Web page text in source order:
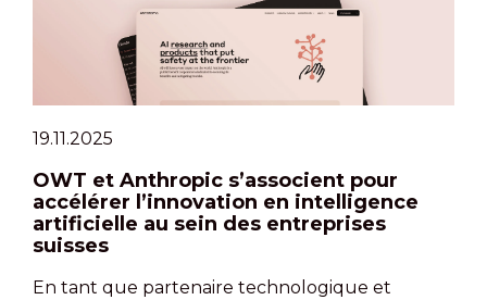
19.11.2025
OWT et Anthropic s’associent pour
accélérer l’innovation en intelligence
artificielle au sein des entreprises
suisses
En tant que partenaire technologique et